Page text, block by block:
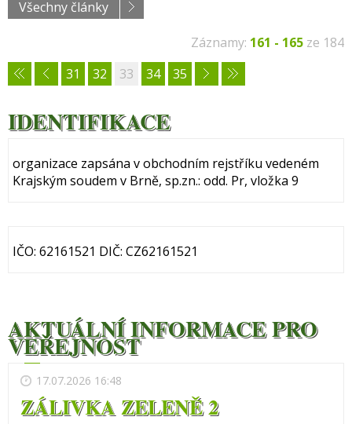
Všechny články
Záznamy: 161 - 165 ze 184
31
32 33 34 35
IDENTIFIKACE
organizace zapsána v obchodním rejstříku vedeném
Krajským soudem v Brně, sp.zn.: odd. Pr, vložka 9
IČO: 62161521 DIČ: CZ62161521
AKTUÁLNÍ INFORMACE PRO
VEŘEJNOST
17.07.2026 16:48
ZÁLIVKA ZELENĚ 2